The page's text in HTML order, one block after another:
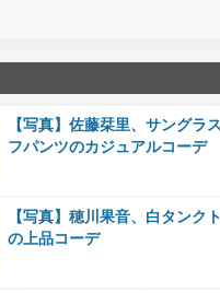
【写真】佐藤栞里、サングラ
フパンツのカジュアルコーデ
【写真】穂川果音、白タンク
の上品コーデ